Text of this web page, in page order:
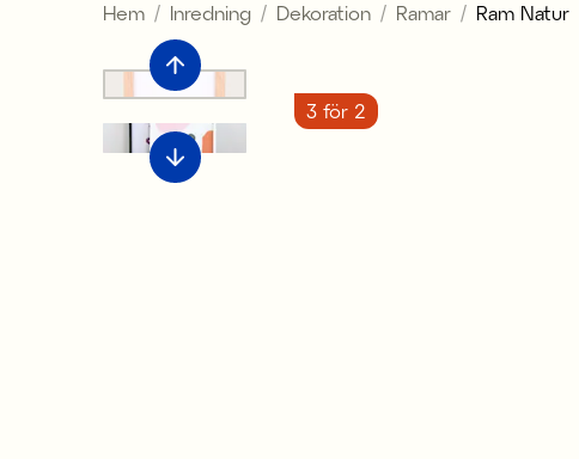
NO / NKR
SE / SEK
Hem Inredning Dekoration Ramar Ram Natur
3 för 2